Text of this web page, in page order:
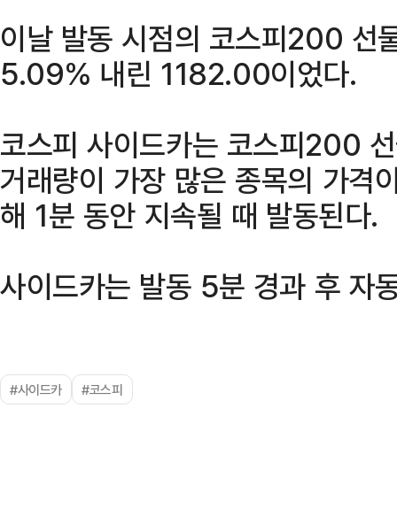
이날 발동 시점의 코스피200 선
5.09% 내린 1182.00이었다.
코스피 사이드카는 코스피200
거래량이 가장 많은 종목의 가격
해 1분 동안 지속될 때 발동된다.
사이드카는 발동 5분 경과 후 자
#사이드카 #코스피